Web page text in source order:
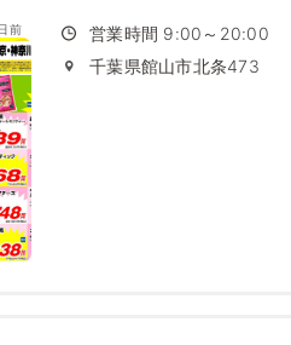
前
営業時間 9:00～20:00
千葉県館山市北条473